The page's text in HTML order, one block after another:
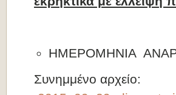
ΗΜΕΡΟΜΗΝΙΑ
Συνημμένο αρχείο: